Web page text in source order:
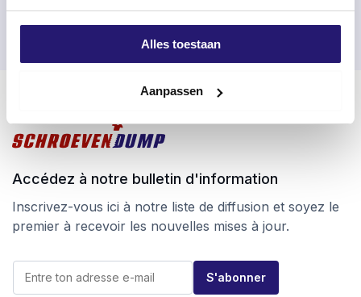
Alles toestaan
Aanpassen
Commandé avant 17h00 les jours ouvrables, expédié le jour
Retour facile sous 100 jours
Livraison gratuite à partir de 99 €
Accédez à notre bulletin d'information
Inscrivez-vous ici à notre liste de diffusion et soyez le
premier à recevoir les nouvelles mises à jour.
E
m
S'abonner